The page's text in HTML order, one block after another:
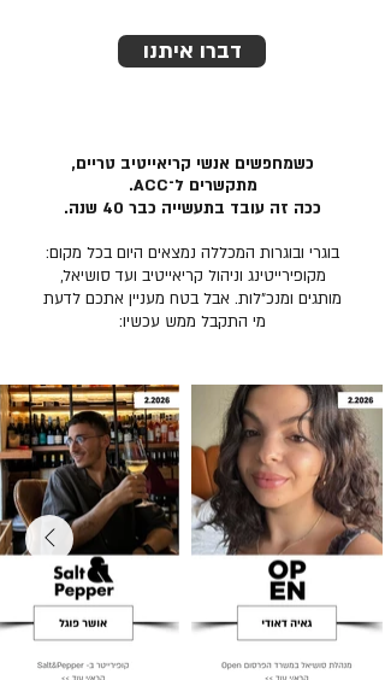
דברו איתנו
כשמחפשים אנשי קריאייטיב טריים,
מתקשרים ל־ACC.
ככה זה עובד בתעשייה כבר 40 שנה.
בוגרי ובוגרות המכללה נמצאים היום בכל מקום:
מקופירייטינג וניהול קריאייטיב ועד סושיאל,
מותגים ומנכ״לות. אבל בטח מעניין אתכם לדעת
מי התקבל ממש עכשיו: